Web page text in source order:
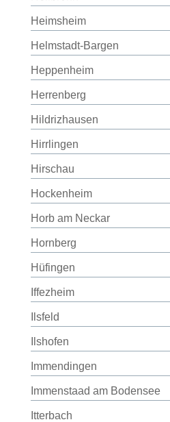
Heimsheim
Helmstadt-Bargen
Heppenheim
Herrenberg
Hildrizhausen
Hirrlingen
Hirschau
Hockenheim
Horb am Neckar
Hornberg
Hüfingen
Iffezheim
Ilsfeld
Ilshofen
Immendingen
Immenstaad am Bodensee
Itterbach